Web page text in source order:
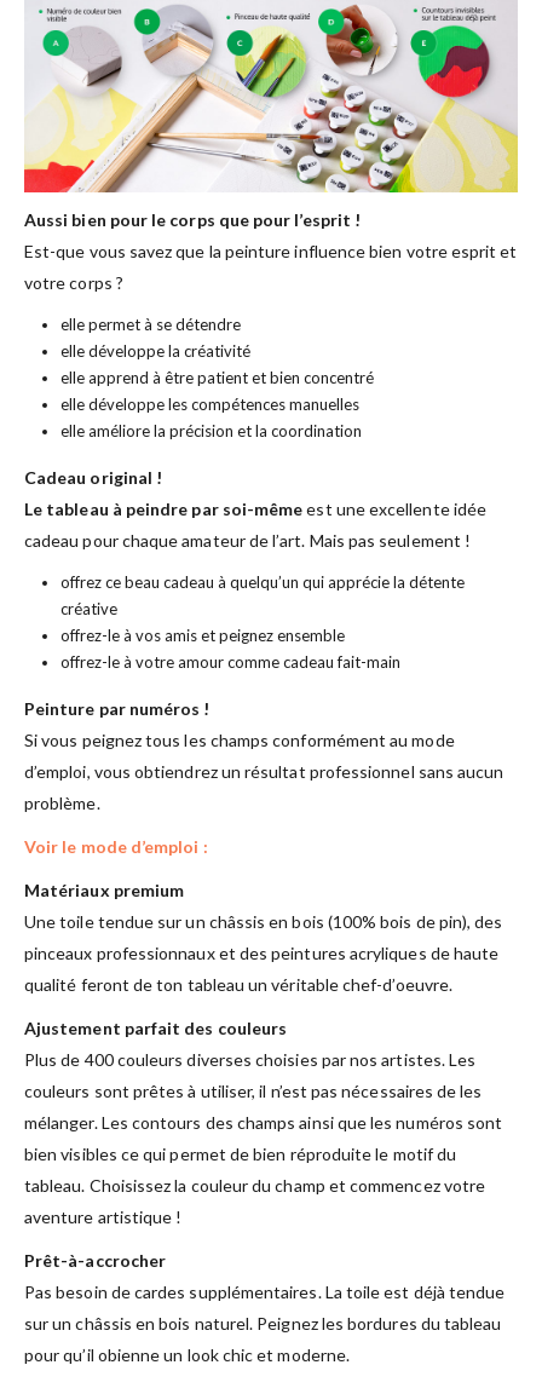
Aussi bien pour le corps que pour l’esprit !
Est-que vous savez que la peinture influence bien votre esprit et
votre corps ?
elle permet à se détendre
elle développe la créativité
elle apprend à être patient et bien concentré
elle développe les compétences manuelles
elle améliore la précision et la coordination
Cadeau original !
Le tableau à peindre par soi-mêmeest une excellente idée
cadeau pour chaque amateur de l’art. Mais pas seulement !
offrez ce beau cadeau à quelqu’un qui apprécie la détente
créative
offrez-le à vos amis et peignez ensemble
offrez-le à votre amour comme cadeau fait-main
Peinture par numéros !
Si vous peignez tous les champs conformément au mode
d’emploi, vous obtiendrez un résultat professionnel sans aucun
problème.
Voir le mode d’emploi :
Matériaux premium
Une toile tendue sur un châssis en bois (100% bois de pin), des
pinceaux professionnaux et des peintures acryliques de haute
qualité feront de ton tableau un véritable chef-d’oeuvre.
Ajustement parfait des couleurs
Plus de 400 couleurs diverses choisies par nos artistes. Les
couleurs sont prêtes à utiliser, il n’est pas nécessaires de les
mélanger. Les contours des champs ainsi que les numéros sont
bien visibles ce qui permet de bien réproduite le motif du
tableau. Choisissez la couleur du champ et commencez votre
aventure artistique !
Prêt-à-accrocher
Pas besoin de cardes supplémentaires. La toile est déjà tendue
sur un châssis en bois naturel. Peignez les bordures du tableau
pour qu’il obienne un look chic et moderne.